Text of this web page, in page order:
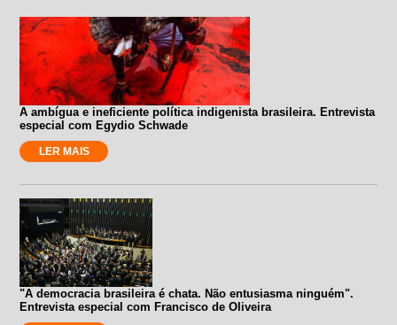
A ambígua e ineficiente política indigenista brasileira. Entrevista
especial com Egydio Schwade
LER MAIS
"A democracia brasileira é chata. Não entusiasma ninguém".
Entrevista especial com Francisco de Oliveira